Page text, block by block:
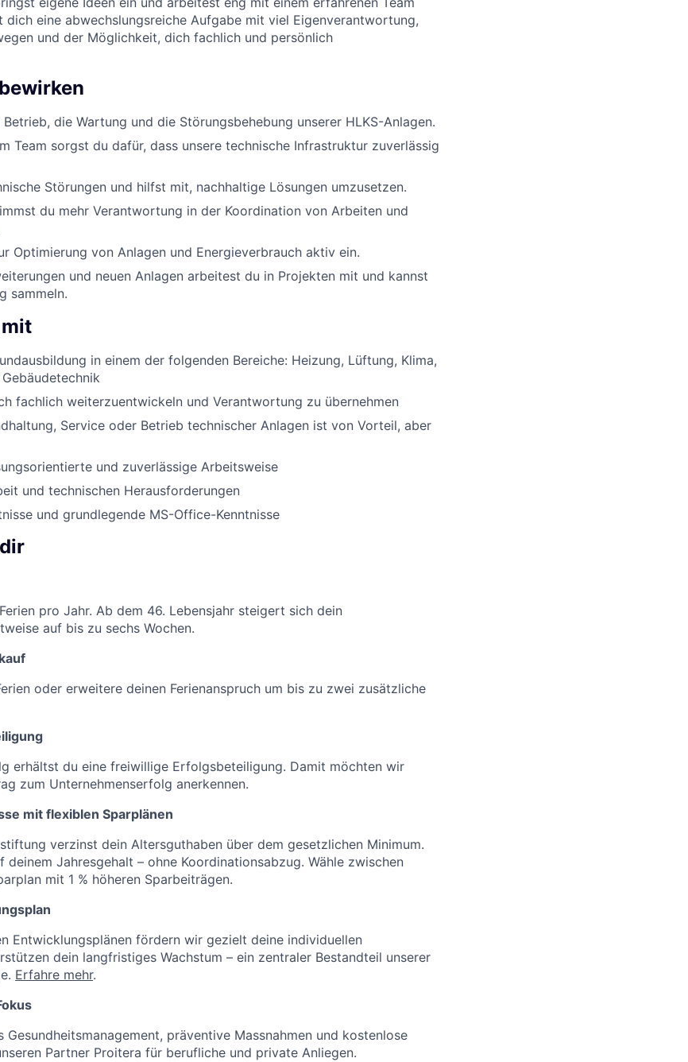
dich eine abwechslungsreiche Aufgabe mit viel Eigenverantwortung,
und der Möglichkeit, dich fachlich und persönlich
die Wartung und die Störungsbehebung unserer HLKS-Anlagen.
Team sorgst du dafür, dass unsere technische Infrastruktur zuverlässig
Störungen und hilfst mit, nachhaltige Lösungen umzusetzen.
du mehr Verantwortung in der Koordination von Arbeiten und
Optimierung von Anlagen und Energieverbrauch aktiv ein.
und neuen Anlagen arbeitest du in Projekten mit und kannst
sammeln.
in einem der folgenden Bereiche: Heizung, Lüftung, Klima,
fachlich weiterzuentwickeln und Verantwortung zu übernehmen
Service oder Betrieb technischer Anlagen ist von Vorteil, aber
und zuverlässige Arbeitsweise
und technischen Herausforderungen
und grundlegende MS-Office-Kenntnisse
pro Jahr. Ab dem 46. Lebensjahr steigert sich dein
auf bis zu sechs Wochen.
oder erweitere deinen Ferienanspruch um bis zu zwei zusätzliche
erhältst du eine freiwillige Erfolgsbeteiligung. Damit möchten wir
zum Unternehmenserfolg anerkennen.
mit flexiblen Sparplänen
verzinst dein Altersguthaben über dem gesetzlichen Minimum.
deinem Jahresgehalt – ohne Koordinationsabzug. Wähle zwischen
mit 1 % höheren Sparbeiträgen.
Entwicklungsplänen fördern wir gezielt deine individuellen
dein langfristiges Wachstum – ein zentraler Bestandteil unserer
Erfahre mehr.
präventive Massnahmen und kostenlose
Partner Proitera für berufliche und private Anliegen.